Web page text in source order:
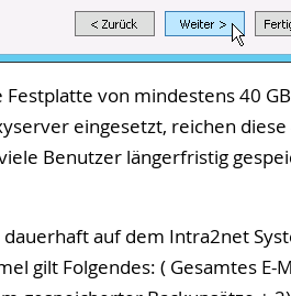
von mindestens 40
eingesetzt, reichen
Benutzer längerfristig
auf dem Intra2net
gilt Folgendes: ( Gesamtes E-